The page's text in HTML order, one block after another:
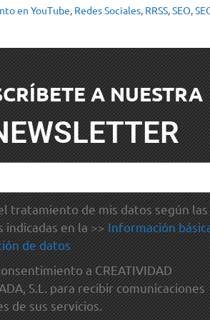
en YouTube, Redes Sociales, RRSS,SEO,
A NUESTRA
tratamiento de mis datos según las
indicadas en la >> Información
de datos
a CREATIVIDAD
S.L. para recibir comunicaciones
de sus servicios.